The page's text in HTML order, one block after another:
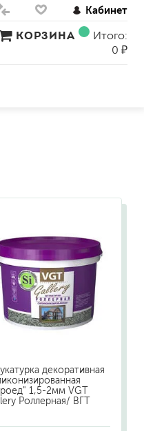
Кабинет
КОРЗИНА
Итого:
0 ₽
вихрей)
трещин)
лессировки
декоративная
1,5-2мм VGT
Роллерная/ ВГТ